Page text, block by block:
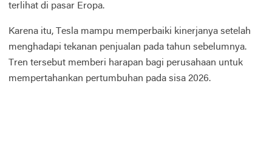
terlihat di pasar Eropa.
Karena itu, Tesla mampu memperbaiki kinerjanya setelah
menghadapi tekanan penjualan pada tahun sebelumnya.
Tren tersebut memberi harapan bagi perusahaan untuk
mempertahankan pertumbuhan pada sisa 2026.